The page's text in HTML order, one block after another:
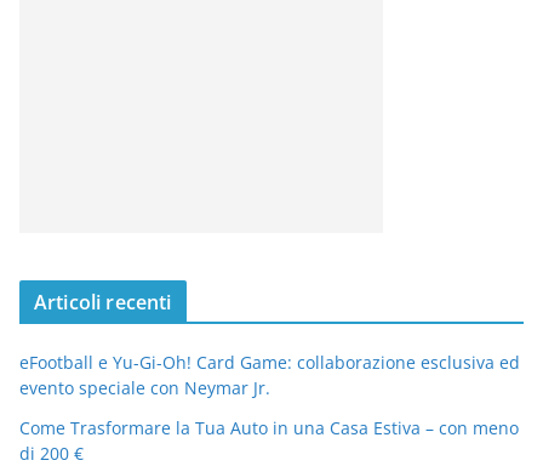
Articoli recenti
eFootball e Yu-Gi-Oh! Card Game: collaborazione esclusiva ed
evento speciale con Neymar Jr.
Come Trasformare la Tua Auto in una Casa Estiva – con meno
di 200 €